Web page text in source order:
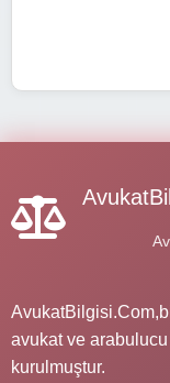
avukat ve arabulucu
kurulmuştur.